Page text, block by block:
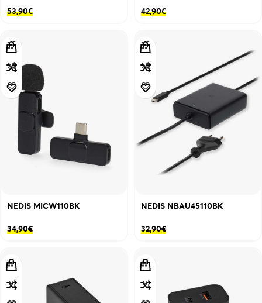
53,90€ 42,90€
NEDIS MICW110BK
34,90€
NEDIS NBAU45110BK
32,90€